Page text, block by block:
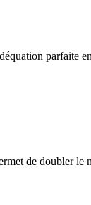
de doubler